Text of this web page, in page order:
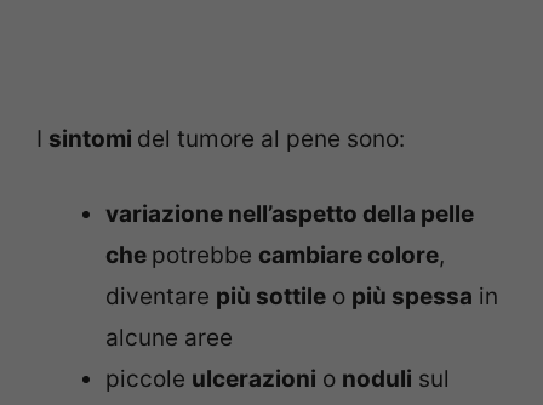
I sintomi del tumore al pene sono:
variazione nell’aspetto della pelle
che potrebbe cambiare colore,
diventare più sottile o più spessa in
alcune aree
piccole ulcerazioni o noduli sul